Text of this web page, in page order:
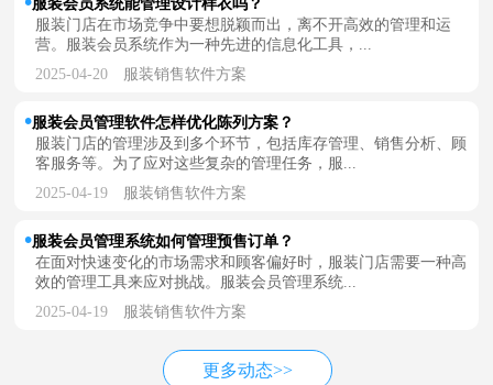
服装门店在市场竞争中要想脱颖而出，离不开高效的管理和运
营。服装会员系统作为一种先进的信息化工具，...
2025-04-20 服装销售软件方案
服装会员管理软件怎样优化陈列方案？
服装门店的管理涉及到多个环节，包括库存管理、销售分析、顾
客服务等。为了应对这些复杂的管理任务，服...
2025-04-19 服装销售软件方案
服装会员管理系统如何管理预售订单？
在面对快速变化的市场需求和顾客偏好时，服装门店需要一种高
效的管理工具来应对挑战。服装会员管理系统...
2025-04-19 服装销售软件方案
更多动态>>